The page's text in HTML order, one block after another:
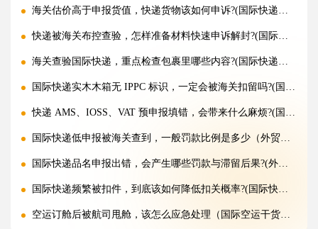
海关估价高于申报货值，快递货物该如何申诉?(国际快递干货知识分享)
快递被海关布控查验，怎样准备材料快速申诉解封?(国际快递干货知识分享)
海关查验国际快递，重点检查包裹里哪些内容?(国际快递干货知识分享)
国际快递实木木箱无 IPPC 标识，一定会被海关扣留吗?(国际快递干货知识分享)
快递 AMS、IOSS、VAT 预申报填错，会带来什么麻烦?(国际快递干货知识分享)
国际快递低申报被海关查到，一般罚款比例是多少（外贸人请注意）
国际快递品名申报出错，会产生哪些罚款与滞留后果?(外贸人请注意)
国际快递频繁被扣件，到底该如何降低扣关概率?(国际快递干货知识分享)
空运订舱后被航司甩舱，该怎么应急处理（国际空运干货知识分享）